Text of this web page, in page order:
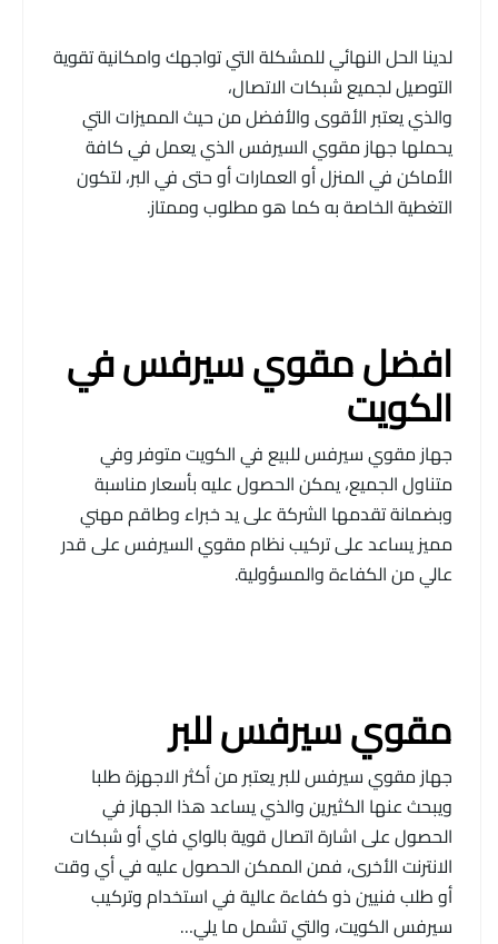
لدينا الحل النهائي للمشكلة التي تواجهك وامكانية تقوية
التوصيل لجميع شبكات الاتصال،
والذي يعتبر الأقوى والأفضل من حيث المميزات التي
يحملها جهاز مقوي السيرفس الذي يعمل في كافة
الأماكن في المنزل أو العمارات أو حتى في البر، لتكون
التغطية الخاصة به كما هو مطلوب وممتاز.
افضل مقوي سيرفس في
الكويت
جهاز مقوي سيرفس للبيع في الكويت متوفر وفي
متناول الجميع، يمكن الحصول عليه بأسعار مناسبة
وبضمانة تقدمها الشركة على يد خبراء وطاقم مهني
مميز يساعد على تركيب نظام مقوي السيرفس على قدر
عالي من الكفاءة والمسؤولية.
مقوي سيرفس للبر
جهاز مقوي سيرفس للبر يعتبر من أكثر الاجهزة طلبا
ويبحث عنها الكثيرين والذي يساعد هذا الجهاز في
الحصول على اشارة اتصال قوية بالواي فاي أو شبكات
الانترنت الأخرى، فمن الممكن الحصول عليه في أي وقت
أو طلب فنيين ذو كفاءة عالية في استخدام وتركيب
سيرفس الكويت، والتي تشمل ما يلي…